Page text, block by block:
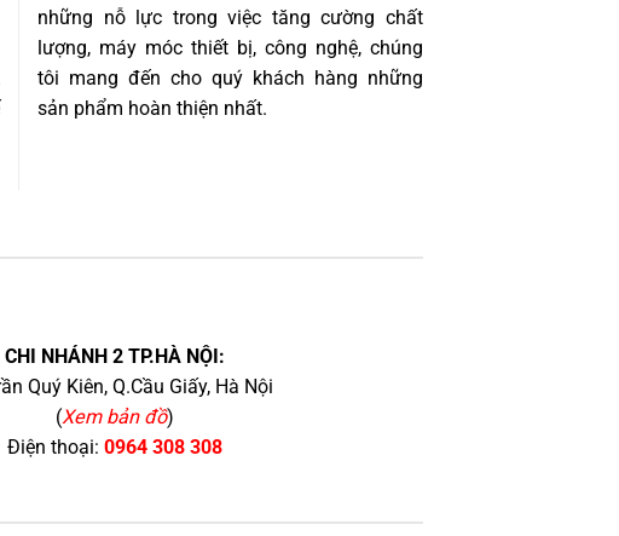
những nỗ lực trong việc tăng cường chất
lượng, máy móc thiết bị, công nghệ, chúng
tôi mang đến cho quý khách hàng những
sản phẩm hoàn thiện nhất.
CHI NHÁNH 2 TP.HÀ NỘI:
Quý Kiên, Q.Cầu Giấy, Hà Nội
(Xem bản đồ)
Điện thoại: 0964 308 308